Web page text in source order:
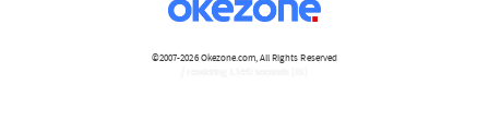
©2007-2026Okezone.com, All Rights Reserved